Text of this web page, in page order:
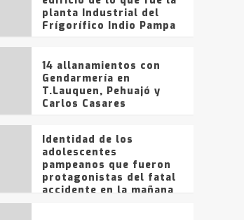
planta Industrial del
Frígorífico Indio Pampa
14 allanamientos con
Gendarmería en
T.Lauquen, Pehuajó y
Carlos Casares
Identidad de los
adolescentes
pampeanos que fueron
protagonistas del fatal
accidente en la mañana